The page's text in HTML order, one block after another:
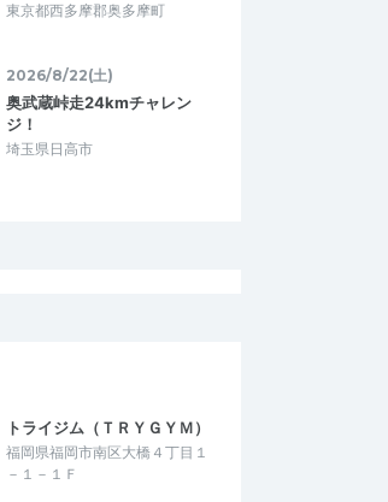
東京都西多摩郡奥多摩町
2026/8/22(土)
奥武蔵峠走24kmチャレン
ジ！
埼玉県日高市
トライジム（ＴＲＹＧＹＭ）
福岡県福岡市南区大橋４丁目１
－１－１Ｆ